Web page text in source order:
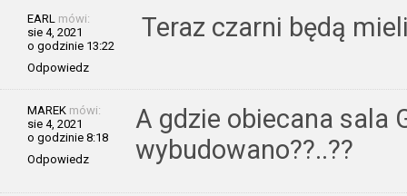
EARL mówi:
sie 4, 2021
o godzinie 13:22
Odpowiedz
Teraz czarni będą
MAREK mówi:
sie 4, 2021
o godzinie 8:18
Odpowiedz
A gdzie obiecana sala
wybudowano??..??